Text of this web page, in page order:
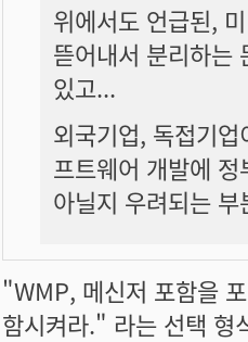
위에서도 언급된,
뜯어내서 분리하는
있고...
외국기업, 독접기
프트웨어 개발에
아닐지 우려되는
"WMP, 메신저 포함을
함시켜라." 라는 선택 형